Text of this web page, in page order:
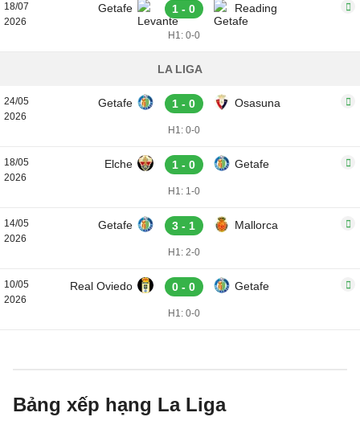
18/07
2026
Getafe 1 - 0 Reading
H1: 0-0
LA LIGA
24/05
2026
Getafe 1 - 0 Osasuna
H1: 0-0
18/05
2026
Elche 1 - 0 Getafe
H1: 1-0
14/05
2026
Getafe 3 - 1 Mallorca
H1: 2-0
10/05
2026
Real Oviedo 0 - 0 Getafe
H1: 0-0
Bảng xếp hạng La Liga